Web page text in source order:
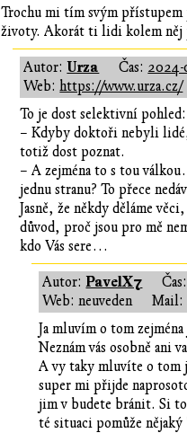
Trochu mi tím svým přístupem
životy. Akorát ti lidi kolem něj
Autor: Urza Čas: 2024-
Web:https://www.urza.cz/
To je dost selektivní pohled:
– Kdyby doktoři nebyli
totiž dost poznat.
– A zejména to s tou
jednu stranu? To přece
Jasně, že někdy děláme
důvod, proč jsou pro mě
kdo Vás sere…
Autor:PavelX7 Čas:
Web: neuveden
Mail:
Ja mluvím o tom
Neznám vás osobně
A vy taky mluvíte o tom
super mi přijde
jim v budete bránit. Si
té situaci pomůže